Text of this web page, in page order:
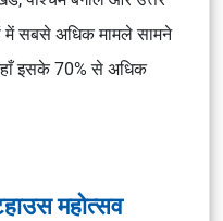
में सबसे अधिक मामले सामने
इसके 70% से अधिक
महोत्सव